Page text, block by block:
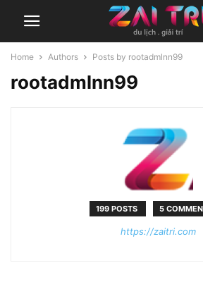
Home Authors Posts by rootadmlnn99
rootadmlnn99
199 POSTS 5
https://zaitri.com